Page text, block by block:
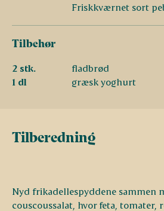
Friskkværnet sort
Tilbehør
2 stk.
fladbrød
1 dl
græsk yoghurt
Tilberedning
Nyd frikadellespyddene sammen
couscoussalat, hvor feta, tomater,